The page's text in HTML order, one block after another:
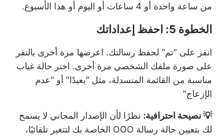
من ساعة واحدة أو 4 ساعات أو اليوم أو هذا الأسبوع.
الخطوة 5: احفظ إعداداتك
انقر على "تم" لحفظ رسالتك. اعرضها مرة أخرى بالنقر
على صورة ملفك الشخصي مرة أخرى. اختر حالة غياب
مناسبة من القائمة المنسدلة، مثل "بعيدًا" أو "عدم
الإزعاج"
💡 نصيحة احترافية: نظرًا لأن الإصدار المجاني لا يسمح
لك بتعيين حالة رسالة OOO الخاصة بك لتتغير تلقائيًا،